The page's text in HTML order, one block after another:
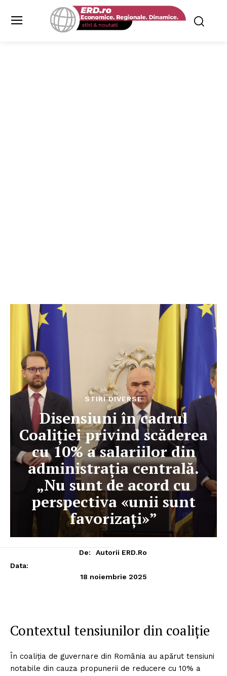
STIRI DIVERSE
Disensiuni în cadrul
Coaliției privind scăderea
cu 10% a salariilor din
administrația centrală.
„Nu sunt de acord cu
perspectiva «unii sunt
favorizați»”
De:
Autorii ERD.ro
Data:
18 noiembrie 2025
Contextul tensiunilor din coaliție
În coaliția de guvernare din România au apărut tensiuni
notabile din cauza propunerii de reducere cu 10% a